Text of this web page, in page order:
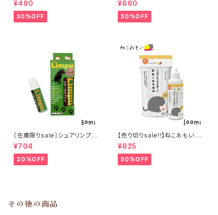
¥490
30%OFF
ックla flaner ラフラネ
¥660
50%OFF
［在庫限りsale］シュアリンプウ
イヤークリーナー 30ml
¥704
20%OFF
【売り切りsale!!】ねこおもい 猫
ご飯の吐き戻しに 酵素と食物繊
維 100ml
¥825
50%OFF
その他の商品